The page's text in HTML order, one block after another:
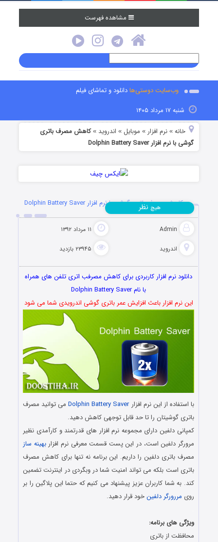
مشاهده فهرست
وب‌سایت دوستی‌هادانلود و تماشای فیلم
شنبه ۱۷ مرداد ۱۴۰۵
خانه »نرم افزار » موبایل » اندروید »کاهش مصرف باتری
گوشی با نرم افزار Dolphin Battery Saver
کاهش مصرف باتری گوشی با نرم افزار Dolphin Battery Saver
Admin ۱۱ مرداد ۱۳۹۲
اندروید ۲۳۹۴۵ بازدید
هیچ نظر
دانلود نرم افزار کاربردی برای کاهش مصرفب اتری تلفن های همراه
با نام Dolphin Battery Saver
این نرم افزار باعث افزایش عمر باتری گوشی اندرویدی شما می شود
با استفاده از این نرم افزارDolphin Battery Saverمی توانید مصرف
باتری گوشیتان را تا حد قابل توجهی کاهش دهید.
کمپانی دلفین دارای مجموعه نرم افزار های قدرتمند و کارآمدی نظیر
مرورگر دلفین است، در این پست قسمت معرفی نرم افزاربهینه ساز
مصرف باتری دلفین را داریم. این برنامه نه تنها برای کاهش مصرف
باتری است بلکه می تواند امنیت شما در وبگردی در اینترنت تضمین
کند. به شما کاربران عزیز پیشنهاد می کنیم که حتما این پلاگین را بر
روی مررورگر دلفینخود قرار دهید.
ویژگی های برنامه:
محافظت از باتری